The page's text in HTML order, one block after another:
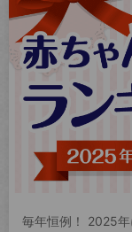
毎年恒例！ 2025